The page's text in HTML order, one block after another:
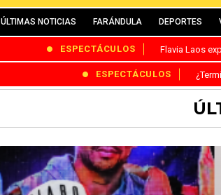
ÚLTIMAS NOTICIAS FARÁNDULA DEPORTES
ESPECTÁCULOS Flavia Laos
ESPECTÁCULOS